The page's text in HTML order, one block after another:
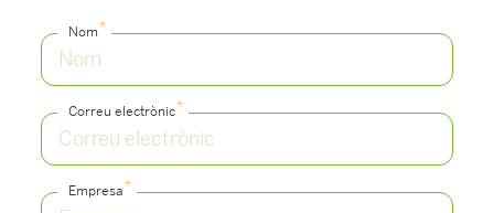
Nom*
Correu electrònic*
Empresa*